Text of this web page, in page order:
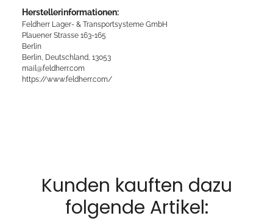
Herstellerinformationen:
Feldherr Lager- & Transportsysteme GmbH
Plauener Strasse 163-165
Berlin
Berlin, Deutschland, 13053
mail@feldherr.com
https://www.feldherr.com/
Kunden kauften dazu
folgende Artikel: